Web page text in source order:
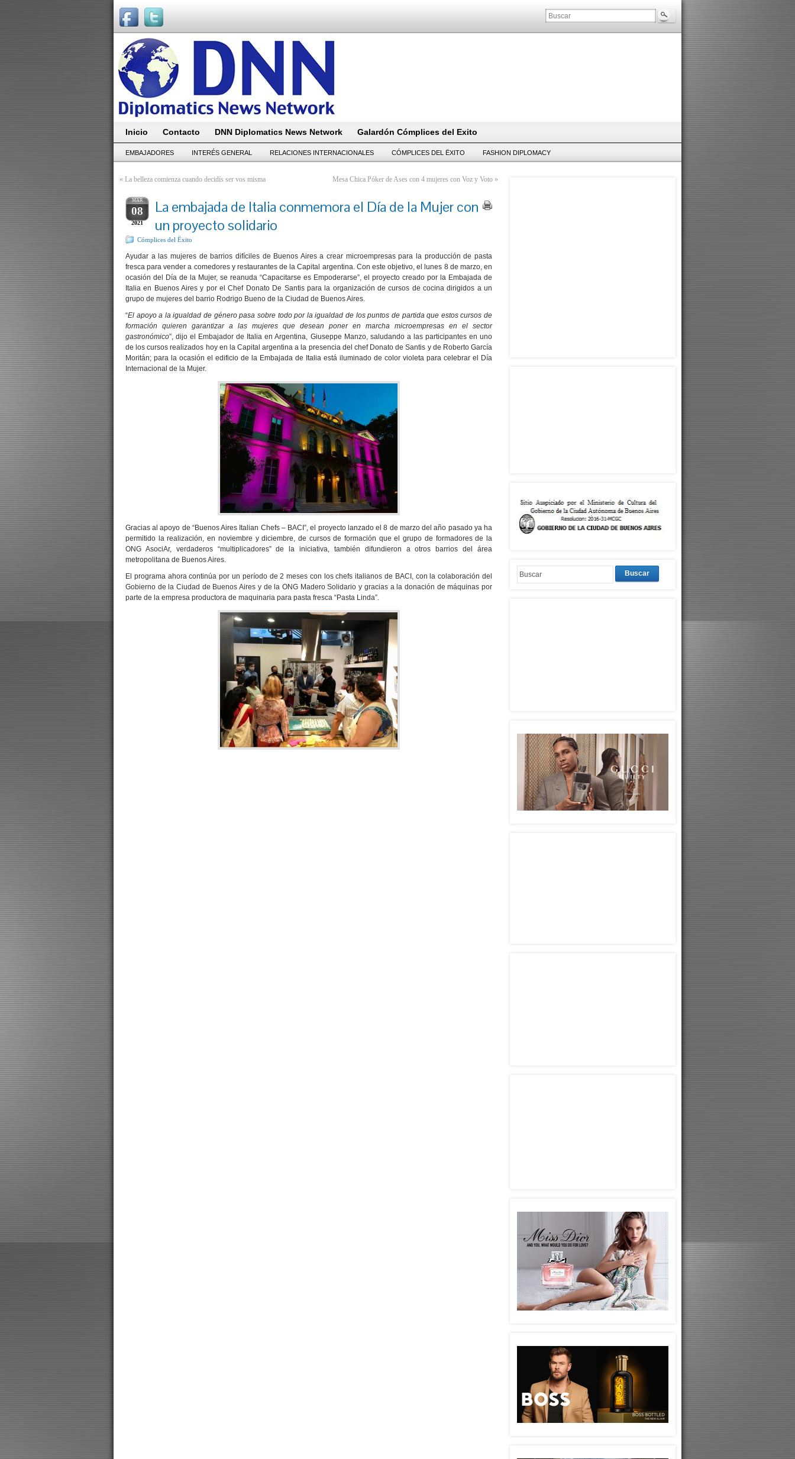
Inicio Contacto DNN Diplomatics News Network Galardón Cómplices del Exito
EMBAJADORES INTERÉS GENERAL RELACIONES INTERNACIONALES CÓMPLICES DEL ËXITO FASHION DIPLOMACY
« La belleza comienza cuando decidís ser vos misma Mesa Chica Póker de Ases con 4 mujeres con Voz y Voto »
MAR
08
2021
La embajada de Italia conmemora el Día de la Mujer con
un proyecto solidario
Cómplices del Ëxito
Ayudar a las mujeres de barrios difíciles de Buenos Aires a crear microempresas para la producción de pasta
fresca para vender a comedores y restaurantes de la Capital argentina. Con este objetivo, el lunes 8 de marzo, en
ocasión del Día de la Mujer, se reanuda “Capacitarse es Empoderarse”, el proyecto creado por la Embajada de
Italia en Buenos Aires y por el Chef Donato De Santis para la organización de cursos de cocina dirigidos a un
grupo de mujeres del barrio Rodrigo Bueno de la Ciudad de Buenos Aires.
“El apoyo a la igualdad de género pasa sobre todo por la igualdad de los puntos de partida que estos cursos de
formación quieren garantizar a las mujeres que desean poner en marcha microempresas en el sector
gastronómico”, dijo el Embajador de Italia en Argentina, Giuseppe Manzo, saludando a las participantes en uno
de los cursos realizados hoy en la Capital argentina a la presencia del chef Donato de Santis y de Roberto García
Moritán; para la ocasión el edificio de la Embajada de Italia está iluminado de color violeta para celebrar el Día
Internacional de la Mujer.
Gracias al apoyo de “Buenos Aires Italian Chefs – BACI”, el proyecto lanzado el 8 de marzo del año pasado ya ha
permitido la realización, en noviembre y diciembre, de cursos de formación que el grupo de formadores de la
ONG AsociAr, verdaderos “multiplicadores” de la iniciativa, también difundieron a otros barrios del área
metropolitana de Buenos Aires.
El programa ahora continúa por un período de 2 meses con los chefs italianos de BACI, con la colaboración del
Gobierno de la Ciudad de Buenos Aires y de la ONG Madero Solidario y gracias a la donación de máquinas por
parte de la empresa productora de maquinaria para pasta fresca “Pasta Linda”.
Buscar